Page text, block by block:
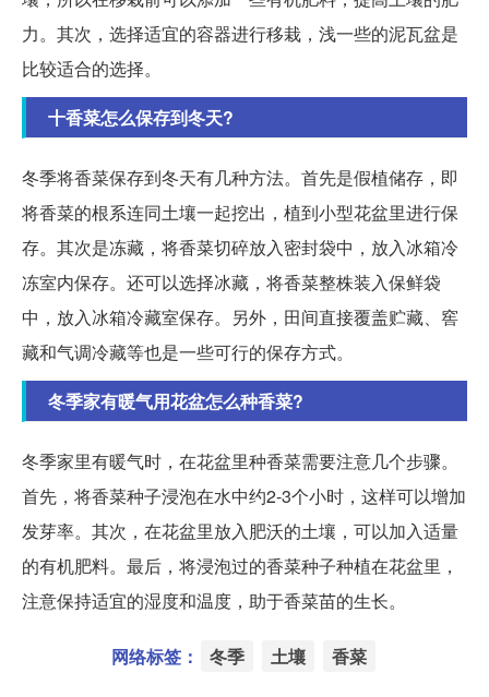
力。其次，选择适宜的容器进行移栽，浅一些的泥瓦盆是
比较适合的选择。
十香菜怎么保存到冬天?
冬季将香菜保存到冬天有几种方法。首先是假植储存，即
将香菜的根系连同土壤一起挖出，植到小型花盆里进行保
存。其次是冻藏，将香菜切碎放入密封袋中，放入冰箱冷
冻室内保存。还可以选择冰藏，将香菜整株装入保鲜袋
中，放入冰箱冷藏室保存。另外，田间直接覆盖贮藏、窖
藏和气调冷藏等也是一些可行的保存方式。
冬季家有暖气用花盆怎么种香菜?
冬季家里有暖气时，在花盆里种香菜需要注意几个步骤。
首先，将香菜种子浸泡在水中约2-3个小时，这样可以增加
发芽率。其次，在花盆里放入肥沃的土壤，可以加入适量
的有机肥料。最后，将浸泡过的香菜种子种植在花盆里，
注意保持适宜的湿度和温度，助于香菜苗的生长。
网络标签： 冬季 土壤 香菜